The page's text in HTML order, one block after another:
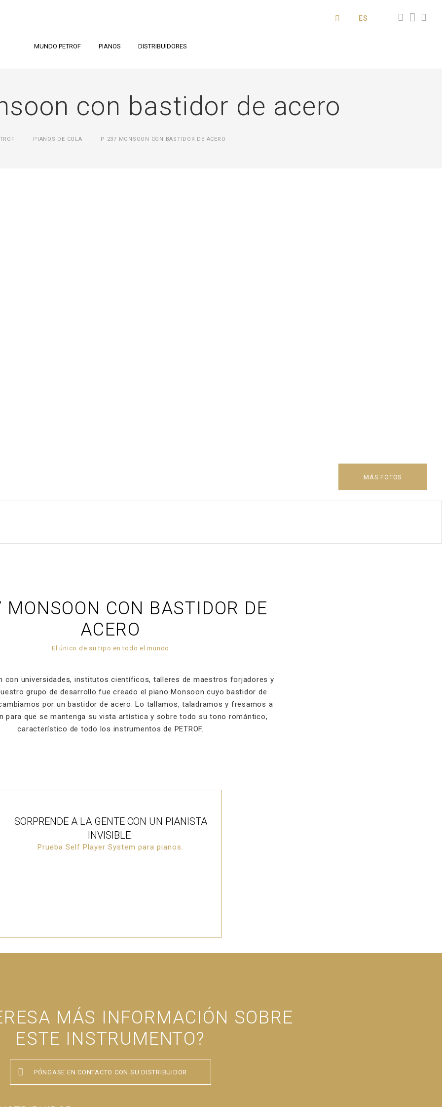
MUNDO PETROF PIANOS DISTRIBUIDORES
ES
con bastidor de acero
PIANOS DE COLA P 237 MONSOON CON BASTIDOR DE ACERO
MÁS FOTOS
CON BASTIDOR DE
ACERO
El único de su tipo en todo el mundo
con universidades, institutos científicos, talleres de maestros forjadores y
grupo de desarrollo fue creado el piano Monsoon cuyo bastidor de
por un bastidor de acero. Lo tallamos, taladramos y fresamos a
para que se mantenga su vista artística y sobre todo su tono romántico,
característico de todo los instrumentos de PETROF.
SORPRENDE A LA GENTE CON UN PIANISTA
INVISIBLE.
Prueba Self Player System para pianos.
MÁS INFORMACIÓN SOBRE
ESTE INSTRUMENTO?
PÓNGASE EN CONTACTO CON SU DISTRIBUIDOR